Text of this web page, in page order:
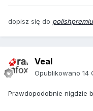
dopisz się do
Veal
Opublikowano 14
Prawdopodobnie nigdzie